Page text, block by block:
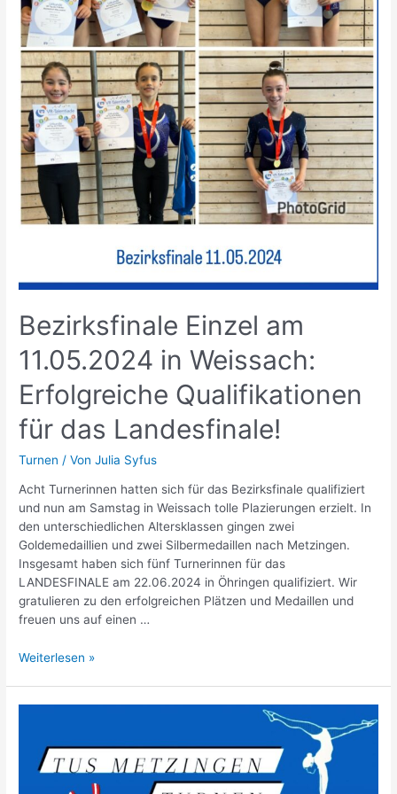
Bezirksfinale Einzel am
11.05.2024 in Weissach:
Erfolgreiche Qualifikationen
für das Landesfinale!
Turnen / VonJulia Syfus
Acht Turnerinnen hatten sich für das Bezirksfinale qualifiziert
und nun am Samstag in Weissach tolle Plazierungen erzielt. In
den unterschiedlichen Altersklassen gingen zwei
Goldemedaillien und zwei Silbermedaillen nach Metzingen.
Insgesamt haben sich fünf Turnerinnen für das
LANDESFINALE am 22.06.2024 in Öhringen qualifiziert. Wir
gratulieren zu den erfolgreichen Plätzen und Medaillen und
freuen uns auf einen …
Bezirksfinale
Weissach:
Erfolgreiche
Qualifikationen
Weiterlesen »